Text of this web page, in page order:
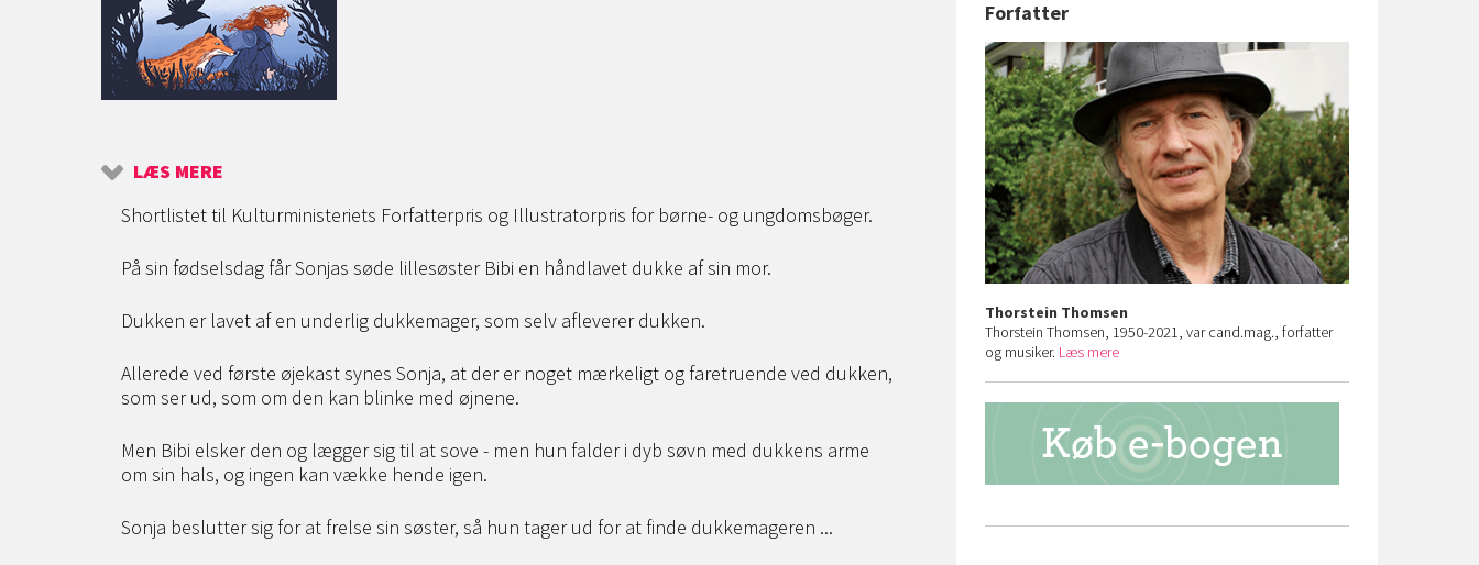
LÆS MERE
Shortlistet til Kulturministeriets Forfatterpris og Illustratorpris for børne- og ungdomsbøger.
På sin fødselsdag får Sonjas søde lillesøster Bibi en håndlavet dukke af sin mor.
Dukken er lavet af en underlig dukkemager, som selv afleverer dukken.
Allerede ved første øjekast synes Sonja, at der er noget mærkeligt og faretruende ved dukken,
som ser ud, som om den kan blinke med øjnene.
Men Bibi elsker den og lægger sig til at sove - men hun falder i dyb søvn med dukkens arme
om sin hals, og ingen kan vække hende igen.
Sonja beslutter sig for at frelse sin søster, så hun tager ud for at finde dukkemageren ...
Forfatter
Thorstein Thomsen
Thorstein Thomsen, 1950-2021, var cand.mag., forfatter
og musiker. Læs mere